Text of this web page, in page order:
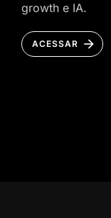
growth e IA.
ACESSAR